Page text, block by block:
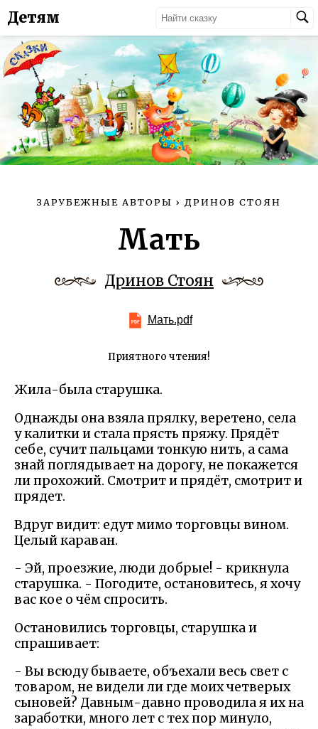
Детям
ЗАРУБЕЖНЫЕ АВТОРЫ › ДРИНОВ СТОЯН
Мать
Дринов Стоян
Мать.pdf
Приятного чтения!
Жила-была старушка.
Однажды она взяла прялку, веретено, села
у калитки и стала прясть пряжу. Прядёт
себе, сучит пальцами тонкую нить, а сама
знай поглядывает на дорогу, не покажется
ли прохожий. Смотрит и прядёт, смотрит и
прядет.
Вдруг видит: едут мимо торговцы вином.
Целый караван.
- Эй, проезжие, люди добрые! - крикнула
старушка. - Погодите, остановитесь, я хочу
вас кое о чём спросить.
Остановились торговцы, старушка и
спрашивает:
- Вы всюду бываете, объехали весь свет с
товаром, не видели ли где моих четверых
сыновей? Давным-давно проводила я их на
заработки, много лет с тех пор минуло,